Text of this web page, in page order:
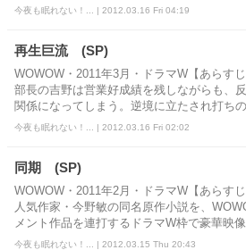
今夜も眠れない！... | 2012.03.16 Fri 04:19
再生巨流 (SP)
WOWOW・2011年3月・ドラマW【あらす
部長の吉野は営業好成績を残しながらも、
関係になってしまう。逆境に立たされ打ち
今夜も眠れない！... | 2012.03.16 Fri 02:02
同期 (SP)
WOWOW・2011年2月・ドラマW【あらす
人気作家・今野敏の同名原作小説を、
メント作品を連打するドラマW枠で豪華映
今夜も眠れない！... | 2012.03.15 Thu 20:43